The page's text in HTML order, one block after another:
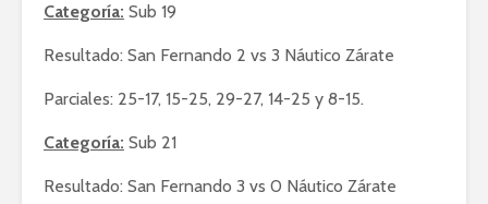
Categoría: Sub 19
Resultado: San Fernando 2 vs 3 Náutico Zárate
Parciales: 25-17, 15-25, 29-27, 14-25 y 8-15.
Categoría: Sub 21
Resultado: San Fernando 3 vs 0 Náutico Zárate